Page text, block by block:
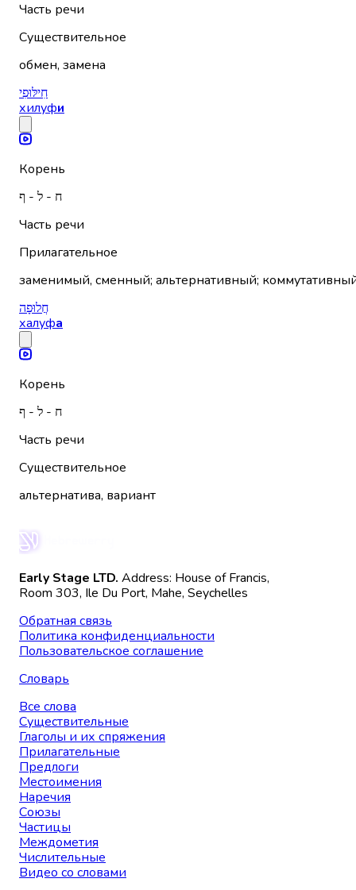
Часть речи
Существительное
обмен, замена
חִילּוּפִי
хилуфи
Корень
ח - ל - ף
Часть речи
Прилагательное
заменимый, сменный; альтернативный;
חֲלוּפָה
халуфа
Корень
ח - ל - ף
Часть речи
Существительное
альтернатива, вариант
Early Stage LTD. Address: House of Francis,
Room 303, Ile Du Port, Mahe, Seychelles
Обратная связь
Политика конфиденциальности
Пользовательское соглашение
Словарь
Все слова
Существительные
Глаголы и их спряжения
Прилагательные
Предлоги
Местоимения
Наречия
Союзы
Частицы
Междометия
Числительные
Видео со словами